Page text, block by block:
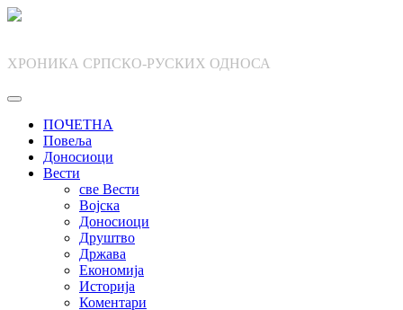
Skip
ХРОНИКА СРПСКО-РУСКИХ ОДНОСА
ПОЧЕТНА
Повеља
Доносиоци
Вести
све Вести
Војска
Доносиоци
Друштво
Држава
Економија
Историја
Коментари